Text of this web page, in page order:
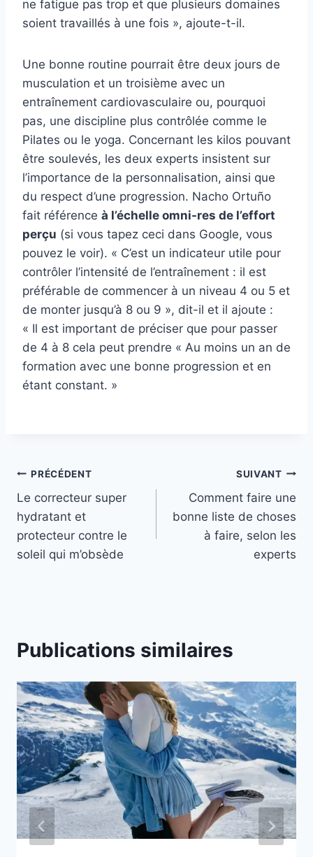
ne fatigue pas trop et que plusieurs domaines
soient travaillés à une fois », ajoute-t-il.
Une bonne routine pourrait être deux jours de
musculation et un troisième avec un
entraînement cardiovasculaire ou, pourquoi
pas, une discipline plus contrôlée comme le
Pilates ou le yoga. Concernant les kilos pouvant
être soulevés, les deux experts insistent sur
l’importance de la personnalisation, ainsi que
du respect d’une progression. Nacho Ortuño
fait référence à l’échelle omni-res de l’effort
perçu (si vous tapez ceci dans Google, vous
pouvez le voir). « C’est un indicateur utile pour
contrôler l’intensité de l’entraînement : il est
préférable de commencer à un niveau 4 ou 5 et
de monter jusqu’à 8 ou 9 », dit-il et il ajoute :
« Il est important de préciser que pour passer
de 4 à 8 cela peut prendre « Au moins un an de
formation avec une bonne progression et en
étant constant. »
Navigation
de
l’article
PRÉCÉDENT
Le correcteur super
hydratant et
protecteur contre le
soleil qui m’obsède
SUIVANT
Comment faire une
bonne liste de choses
à faire, selon les
experts
Publications similaires